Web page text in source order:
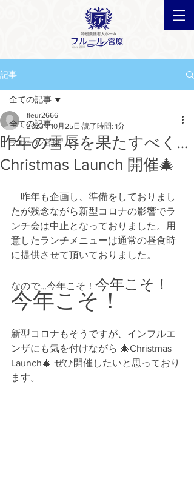
記事
全ての記事
フルール宮原
全ての記事
昨年の雪辱を果たすべく…
Christmas Launch 開催🎄
fleur2666
2023年10月25日 読了時間: 1分
昨年も企画し、準備をしておりまし
たが残念ながら新型コロナの影響でラ
ンチ会は中止となっておりました。用
意したランチメニューは通常の昼食時
に提供させて頂いておりました。
なので…今年こそ！ 今年こそ！
今年こそ！
新型コロナもそうですが、インフルエ
ンザにも気を付けながら 🎄Christmas
Launch🎄 ぜひ開催したいと思っており
ます。